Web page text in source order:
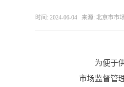
时间: 2024-06-04 来源: 北京市市
为便于供
市场监督管